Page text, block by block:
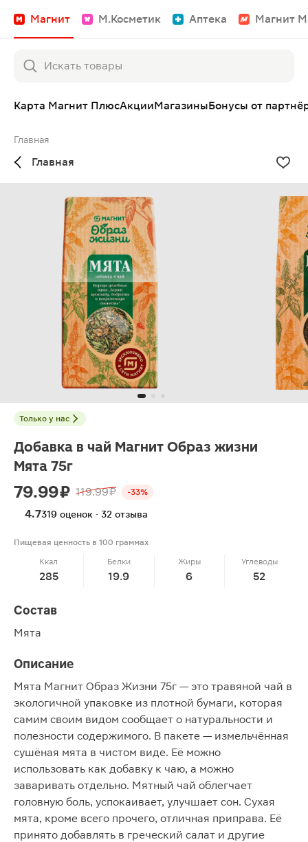
Магнит М.Косметик Аптека Магнит
Карта Магнит ПлюсАкцииМагазиныБонусы от
Главная
Главная
Только у нас
Добавка в чай Магнит Образ жизни
Мята 75г
79.99 ₽ 119.99 ₽ -33%
4.7319 оценок · 32 отзыва
Пищевая ценность в 100 граммах
Ккал
285
Белки
19.9
Жиры
6
Углеводы
52
Состав
Мята
Описание
Мята Магнит Образ Жизни 75г — это травяной чай в
экологичной упаковке из плотной бумаги, которая
самим своим видом сообщает о натуральности и
полезности содержимого. В пакете — измельчённая
сушёная мята в чистом виде. Её можно
использовать как добавку к чаю, а можно
заваривать отдельно. Мятный чай облегчает
головную боль, успокаивает, улучшает сон. Сухая
мята, кроме всего прочего, отличная приправа. Её
принято добавлять в греческий салат и другие